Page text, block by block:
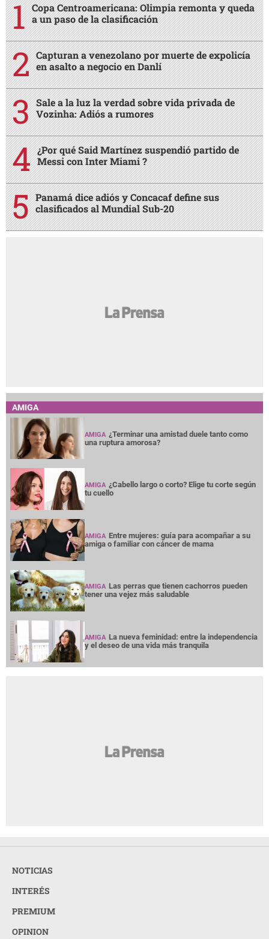
Copa Centroamericana: Olimpia remonta y queda
a un paso de la clasificación
Capturan a venezolano por muerte de expolicía
en asalto a negocio en Danlí
Sale a la luz la verdad sobre vida privada de
Vozinha: Adiós a rumores
¿Por qué Said Martínez suspendió partido de
Messi con Inter Miami ?
Panamá dice adiós y Concacaf define sus
clasificados al Mundial Sub-20
AMIGA
AMIGA ¿Terminar una amistad duele tanto como
una ruptura amorosa?
AMIGA ¿Cabello largo o corto? Elige tu corte según
tu cuello
AMIGA Entre mujeres: guía para acompañar a su
amiga o familiar con cáncer de mama
AMIGA Las perras que tienen cachorros pueden
tener una vejez más saludable
AMIGA La nueva feminidad: entre la independencia
y el deseo de una vida más tranquila
NOTICIAS
INTERÉS
PREMIUM
OPINION